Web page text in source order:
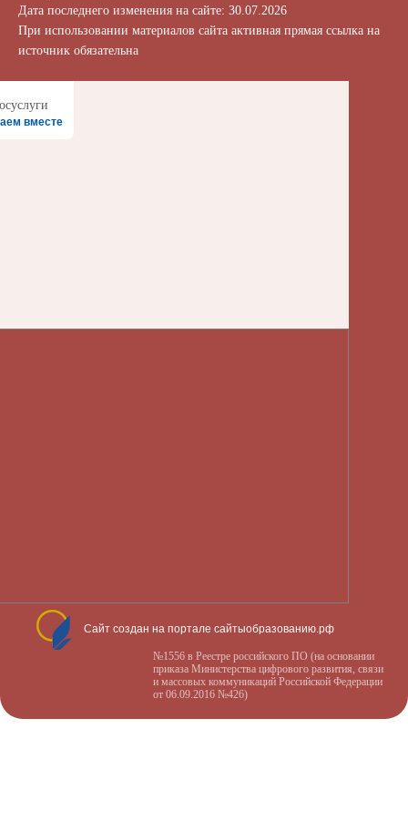
Дата последнего изменения на сайте: 30.07.2026
При использовании материалов сайта активная прямая ссылка на
источник обязательна
вместе
Сайт создан на портале сайтыобразованию.рф
№1556 в Реестре российского ПО (на основании
приказа Министерства цифрового развития, связи
и массовых коммуникаций Российской Федерации
от 06.09.2016 №426)